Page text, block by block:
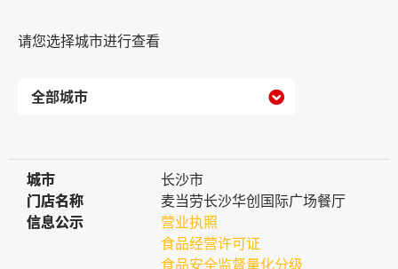
请您选择城市进行查看

城市
城市
长沙市
门店名称
门店名称
麦当劳长沙华创国际广场餐厅
信息公示
信息公示
营业执照
食品经营许可证
食品安全监督量化分级